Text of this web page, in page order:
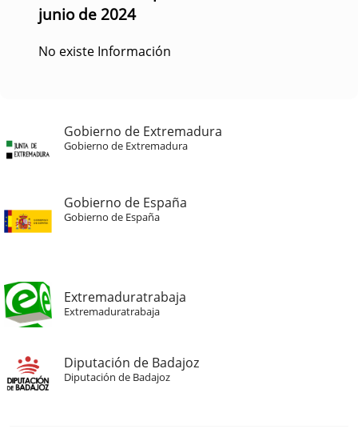
junio de 2024
No existe Información
Gobierno de Extremadura
Gobierno de Extremadura
Gobierno de España
Gobierno de España
Extremaduratrabaja
Extremaduratrabaja
Diputación de Badajoz
Diputación de Badajoz